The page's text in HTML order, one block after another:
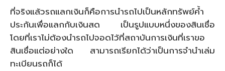
ที่จริงแล้วรถแลกเงินก็คือการนำรถไปเป็นหลักทรัพย์ค้ำ
ประกันเพื่อแลกกับเงินสด เป็นรูปแบบหนึ่งของสินเชื่อ
โดยที่เราไม่ต้องนำรถไปจอดไว้ที่สถาบันการเงินที่เราขอ
สินเชื่อแต่อย่างใด สามารถเรียกได้ว่าเป็นการจำนำเล่ม
ทะเบียนรถก็ได้